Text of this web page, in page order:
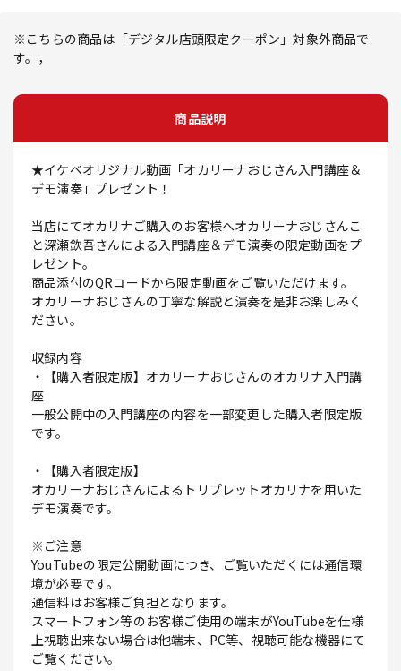
※こちらの商品は「デジタル店頭限定クーポン」対象外商品で
す。，
商品説明
★イケベオリジナル動画「オカリーナおじさん入門講座＆
デモ演奏」プレゼント！
当店にてオカリナご購入のお客様へオカリーナおじさんこ
と深瀬欽吾さんによる入門講座＆デモ演奏の限定動画をプ
レゼント。
商品添付のQRコードから限定動画をご覧いただけます。
オカリーナおじさんの丁寧な解説と演奏を是非お楽しみく
ださい。
収録内容
・【購入者限定版】オカリーナおじさんのオカリナ入門講
座
一般公開中の入門講座の内容を一部変更した購入者限定版
です。
・【購入者限定版】
オカリーナおじさんによるトリプレットオカリナを用いた
デモ演奏です。
※ご注意
YouTubeの限定公開動画につき、ご覧いただくには通信環
境が必要です。
通信料はお客様ご負担となります。
スマートフォン等のお客様ご使用の端末がYouTubeを仕様
上視聴出来ない場合は他端末、PC等、視聴可能な機器にて
ご覧ください。